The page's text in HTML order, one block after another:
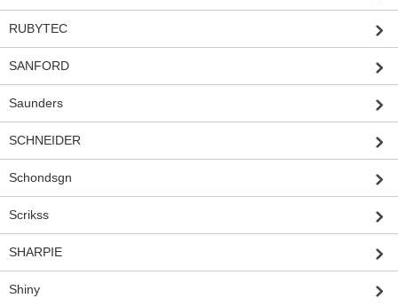
RUBYTEC
SANFORD
Saunders
SCHNEIDER
Schondsgn
Scrikss
SHARPIE
Shiny